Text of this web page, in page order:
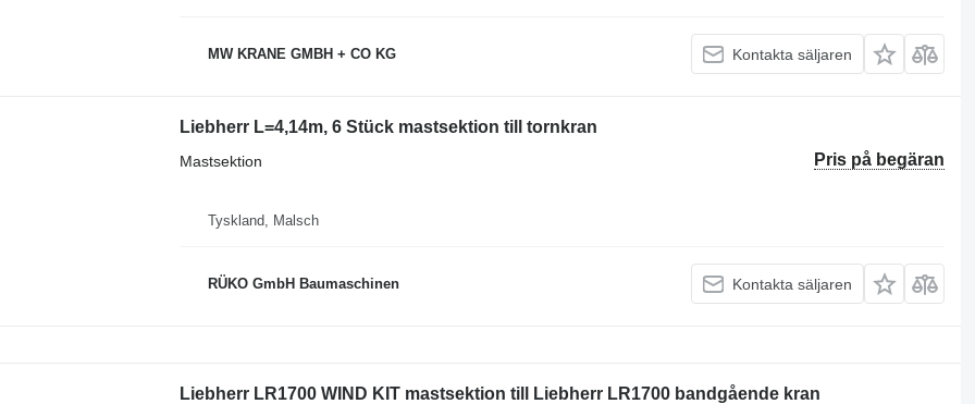
MW KRANE GMBH + CO KG Kontakta säljaren
Liebherr L=4,14m, 6 Stück mastsektion till tornkran
Pris på begäran
Mastsektion
Tyskland, Malsch
RÜKO GmbH Baumaschinen Kontakta säljaren
Liebherr LR1700 WIND KIT mastsektion till Liebherr LR1700 bandgående kran